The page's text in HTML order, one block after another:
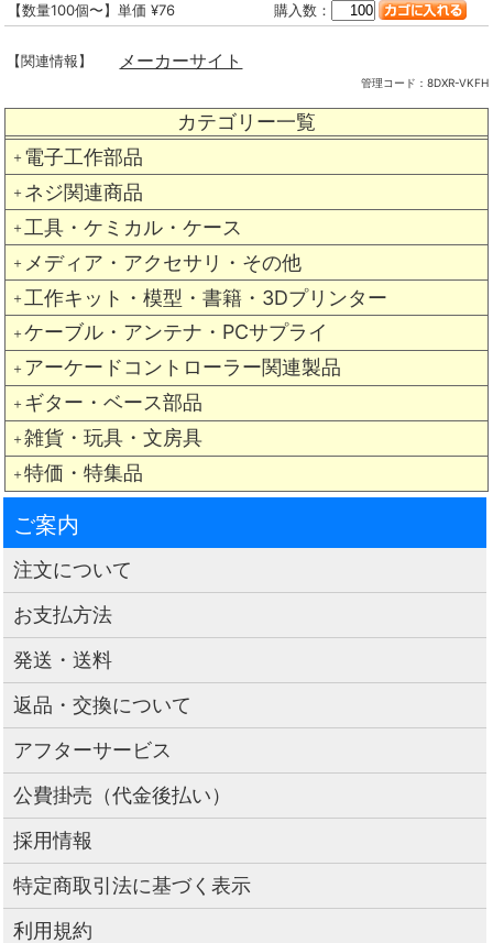
カテゴリー一覧
＋ 電子工作部品
＋ ネジ関連商品
＋ 工具・ケミカル・ケース
＋ メディア・アクセサリ・その他
＋ 工作キット・模型・書籍・3Dプリンター
＋ ケーブル・アンテナ・PCサプライ
＋ アーケードコントローラー関連製品
＋ ギター・ベース部品
＋ 雑貨・玩具・文房具
＋ 特価・特集品
【数量100個〜】単価 ¥76
購入数：
【関連情報】 メーカーサイト
管理コード： 8DXR-VKFH
ご案内
注文について
お支払方法
発送・送料
返品・交換について
アフターサービス
公費掛売（代金後払い）
採用情報
特定商取引法に基づく表示
利用規約